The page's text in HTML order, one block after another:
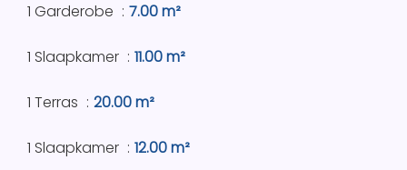
1 Garderobe 7.00 m²
1 Slaapkamer 11.00 m²
1 Terras 20.00 m²
1 Slaapkamer 12.00 m²